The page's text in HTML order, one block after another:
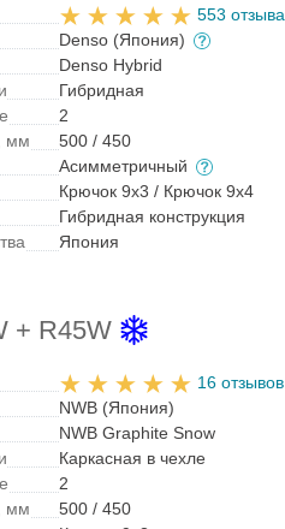
553 отзыва
Denso (Япония)
Denso Hybrid
Гибридная
2
мм
500 / 450
Асимметричный
Крючок 9x3 / Крючок 9x4
Гибридная конструкция
Япония
+ R45W
16 отзывов
NWB (Япония)
NWB Graphite Snow
Каркасная в чехле
2
мм
500 / 450